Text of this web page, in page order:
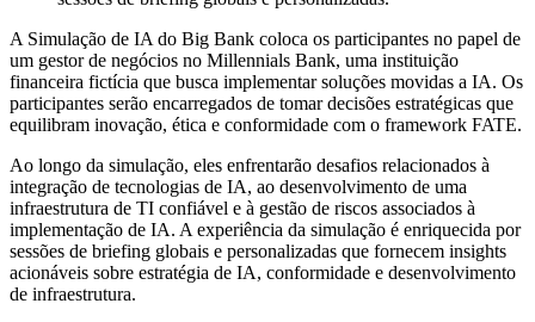
A Simulação de IA do Big Bank coloca os participantes no papel de
um gestor de negócios no Millennials Bank, uma instituição
financeira fictícia que busca implementar soluções movidas a IA. Os
participantes serão encarregados de tomar decisões estratégicas que
equilibram inovação, ética e conformidade com o framework FATE.
Ao longo da simulação, eles enfrentarão desafios relacionados à
integração de tecnologias de IA, ao desenvolvimento de uma
infraestrutura de TI confiável e à gestão de riscos associados à
implementação de IA. A experiência da simulação é enriquecida por
sessões de briefing globais e personalizadas que fornecem insights
acionáveis sobre estratégia de IA, conformidade e desenvolvimento
de infraestrutura.